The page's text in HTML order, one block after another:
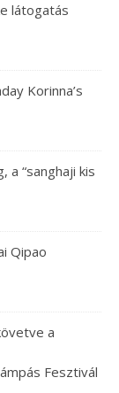
látogatás
Korinna’s
a “sanghaji kis
Qipao
a
Fesztivál